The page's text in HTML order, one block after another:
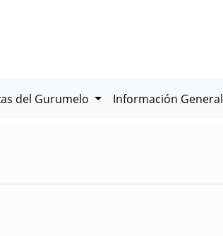
del Gurumelo Información General